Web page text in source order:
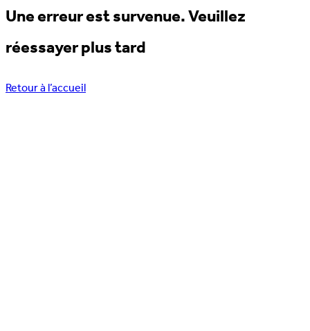
Une erreur est survenue. Veuillez
réessayer plus tard
Retour à l’accueil